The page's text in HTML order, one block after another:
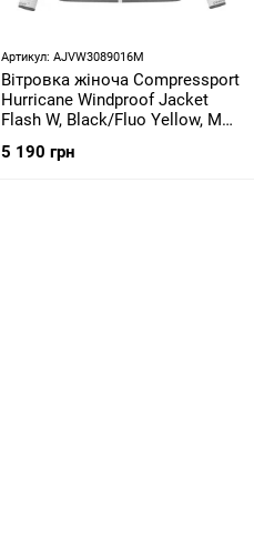
Артикул: AJVW3089016M
Вітровка жіноча Compressport
Hurricane Windproof Jacket
Flash W, Black/Fluo Yellow, M
5 190 грн